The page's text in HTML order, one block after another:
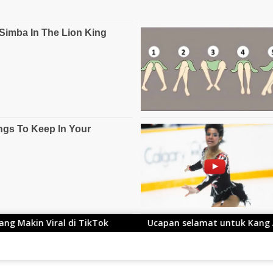
Ucapan selamat untuk Kang Ace yang Telah Resmi